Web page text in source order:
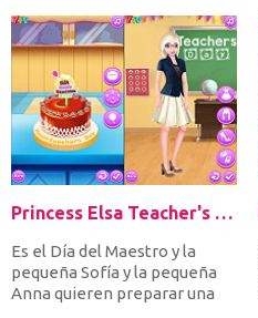
Princess Elsa Teacher's Day
Es el Día del Maestro y la
pequeña Sofía y la pequeña
Anna quieren preparar una